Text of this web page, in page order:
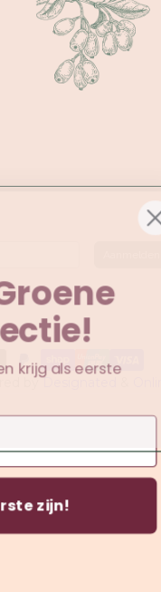
byDesignated
aan uw
artikelen te
krijg als eerste
zijn!